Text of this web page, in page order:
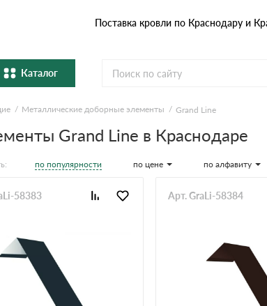
Поставка кровли по Краснодару и
Каталог
Металлочерепица
Натуральная керамическая
Профнастил и штакетник
Металлические доборные элементы Grand Line
Grand Line в Краснодаре
по популярности по цене по алфавиту
58383 Арт. GraLi-58384